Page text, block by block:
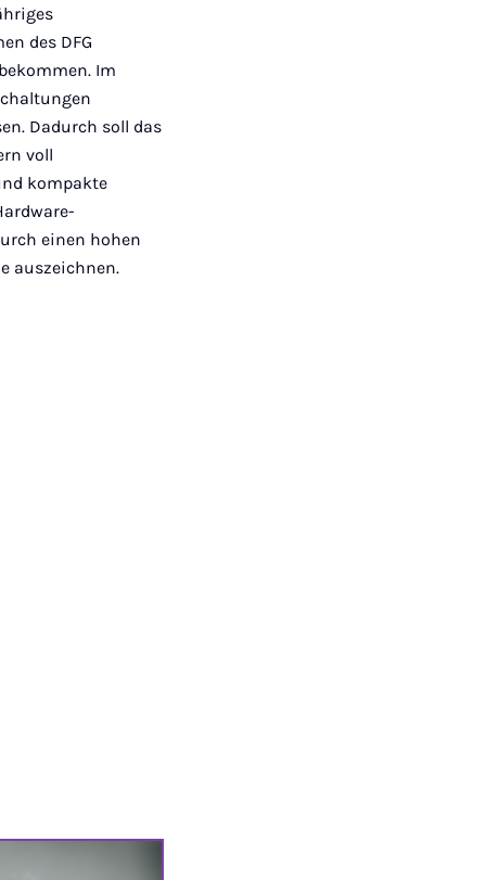
des DFG
Im
Dadurch soll das
voll
kompakte
einen hohen
auszeichnen.